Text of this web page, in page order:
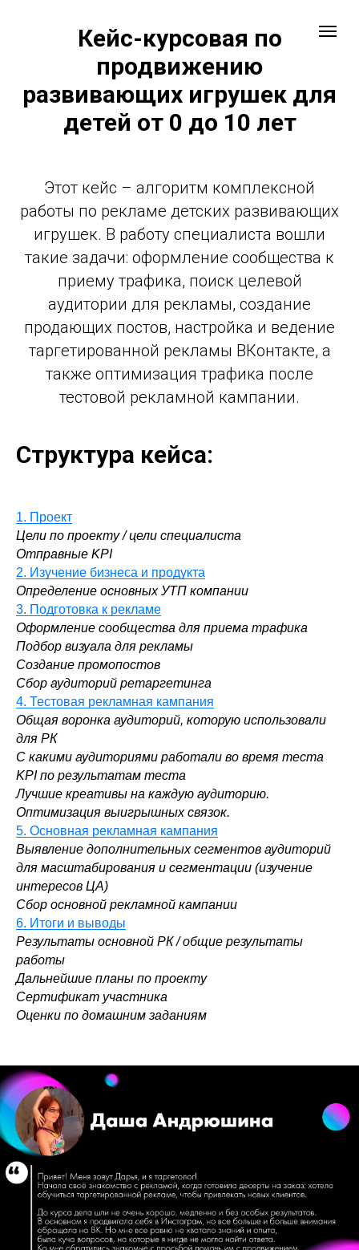
Кейс-курсовая по
продвижению
развивающих игрушек для
детей от 0 до 10 лет
Этот кейс – алгоритм комплексной
работы по рекламе детских развивающих
игрушек. В работу специалиста вошли
такие задачи: оформление сообщества к
приему трафика, поиск целевой
аудитории для рекламы, создание
продающих постов, настройка и ведение
таргетированной рекламы ВКонтакте, а
также оптимизация трафика после
тестовой рекламной кампании.
Структура кейса:
1. Проект
Цели по проекту / цели специалиста
Отправные KPI
2. Изучение бизнеса и продукта
Определение основных УТП компании
3. Подготовка к рекламе
Оформление сообщества для приема трафика
Подбор визуала для рекламы
Создание промопостов
Сбор аудиторий ретаргетинга
4. Тестовая рекламная кампания
Общая воронка аудиторий, которую использовали
для РК
С какими аудиториями работали во время теста
KPI по результатам теста
Лучшие креативы на каждую аудиторию.
Оптимизация выигрышных связок.
5. Основная рекламная кампания
Выявление дополнительных сегментов аудиторий
для масштабирования и сегментации (изучение
интересов ЦА)
Сбор основной рекламной кампании
6. Итоги и выводы
Результаты основной РК / общие результаты
работы
Дальнейшие планы по проекту
Сертификат участника
Оценки по домашним заданиям